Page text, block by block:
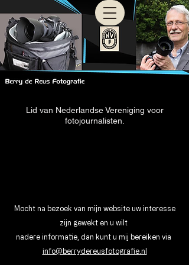
Lid van Nederlandse Vereniging voor
fotojournalisten.
Mocht na bezoek van mijn website uw interesse
zijn gewekt en u wilt
nadere informatie, dan kunt u mij bereiken via
info@berrydereusfotografie.nl